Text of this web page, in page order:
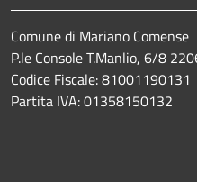
Comune di Mariano Comense
P.le Console T.Manlio, 6/8
Codice Fiscale: 81001190131
Partita IVA: 01358150132